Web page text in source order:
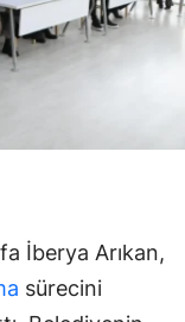
İberya Arıkan,
sürecini